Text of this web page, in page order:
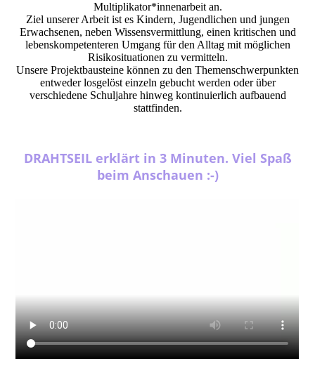
Multiplikator*innenarbeit an.
Ziel unserer Arbeit ist es Kindern, Jugendlichen und jungen
Erwachsenen, neben Wissensvermittlung, einen kritischen und
lebenskompetenteren Umgang für den Alltag mit möglichen
Risikosituationen zu vermitteln.
Unsere Projektbausteine können zu den Themenschwerpunkten
entweder losgelöst einzeln gebucht werden oder über
verschiedene Schuljahre hinweg kontinuierlich aufbauend
stattfinden.
DRAHTSEIL erklärt in 3 Minuten. Viel Spaß
beim Anschauen :-)